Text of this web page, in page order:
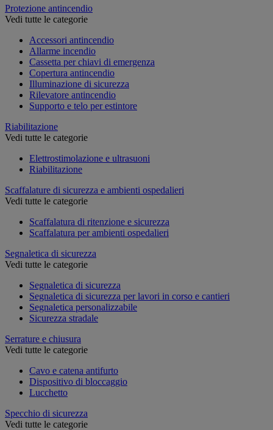
Protezione antincendio
Vedi tutte le categorie
Accessori antincendio
Allarme incendio
Cassetta per chiavi di emergenza
Copertura antincendio
Illuminazione di sicurezza
Rilevatore antincendio
Supporto e telo per estintore
Riabilitazione
Vedi tutte le categorie
Elettrostimolazione e ultrasuoni
Riabilitazione
Scaffalature di sicurezza e ambienti ospedalieri
Vedi tutte le categorie
Scaffalatura di ritenzione e sicurezza
Scaffalatura per ambienti ospedalieri
Segnaletica di sicurezza
Vedi tutte le categorie
Segnaletica di sicurezza
Segnaletica di sicurezza per lavori in corso e cantieri
Segnaletica personalizzabile
Sicurezza stradale
Serrature e chiusura
Vedi tutte le categorie
Cavo e catena antifurto
Dispositivo di bloccaggio
Lucchetto
Specchio di sicurezza
Vedi tutte le categorie